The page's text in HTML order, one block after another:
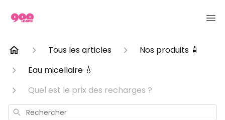
Tous les articles
Nos produits 🧴
Eau micellaire 💧
Quel est le prix des recharges ?
Rechercher